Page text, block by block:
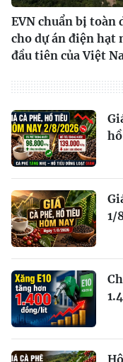
EVN chuẩn bị toàn
cho dự án điện hạt
đầu tiên của Việt
1/